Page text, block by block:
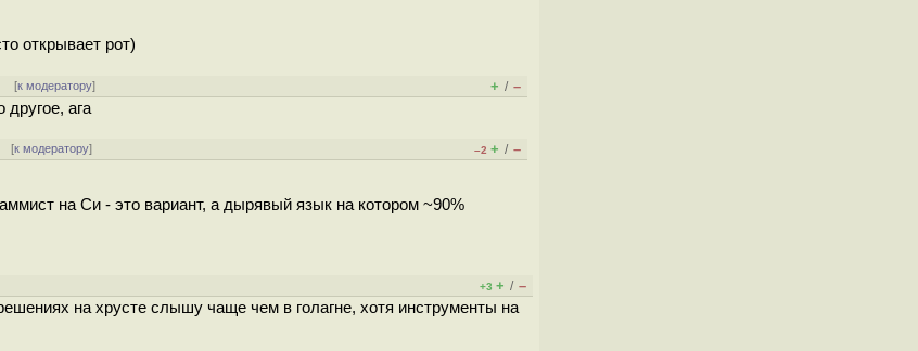
открывает рот)
[к модератору] + / –
другое, ага
[к модератору] –2 + / –
на Си - это вариант, а дырявый язык на котором ~90%
+3 + / –
на хрусте слышу чаще чем в голагне, хотя инструменты на